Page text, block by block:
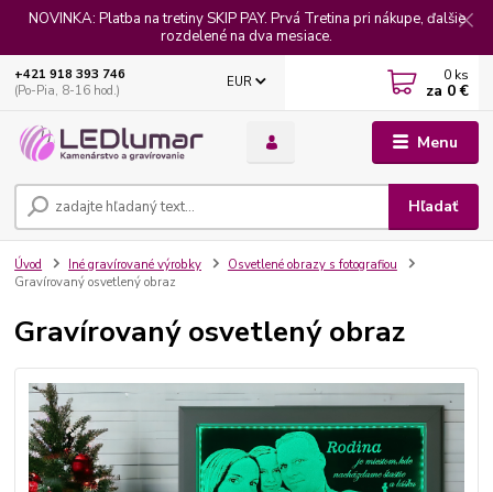
NOVINKA: Platba na tretiny SKIP PAY. Prvá Tretina pri nákupe, ďalšie
rozdelené na dva mesiace.
Menu
EUR
Hľadať
+421 918 393 746
(Po-Pia, 8-16 hod.)
0 ks
za 0 €
Úvod Iné gravírované výrobky
Osvetlené obrazy s fotografiou
Gravírovaný osvetlený obraz
Gravírovaný osvetlený obraz